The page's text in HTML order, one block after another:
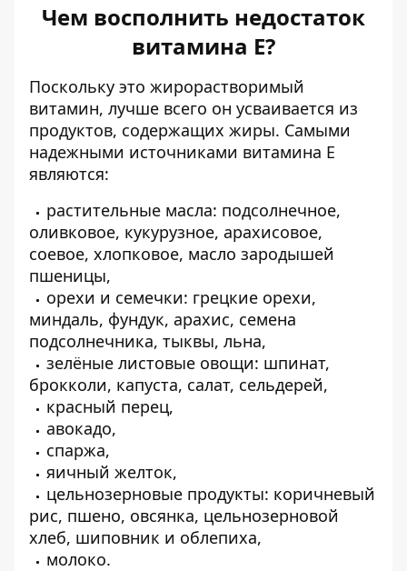
Чем восполнить недостаток
витамина Е?
Поскольку это жирорастворимый
витамин, лучше всего он усваивается из
продуктов, содержащих жиры. Самыми
надежными источниками витамина Е
являются:
растительные масла: подсолнечное,
оливковое, кукурузное, арахисовое,
соевое, хлопковое, масло зародышей
пшеницы,
орехи и семечки: грецкие орехи,
миндаль, фундук, арахис, семена
подсолнечника, тыквы, льна,
зелёные листовые овощи: шпинат,
брокколи, капуста, салат, сельдерей,
красный перец,
авокадо,
спаржа,
яичный желток,
цельнозерновые продукты: коричневый
рис, пшено, овсянка, цельнозерновой
хлеб, шиповник и облепиха,
молоко.